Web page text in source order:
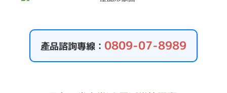
產品諮詢專線： 0809-07-8989